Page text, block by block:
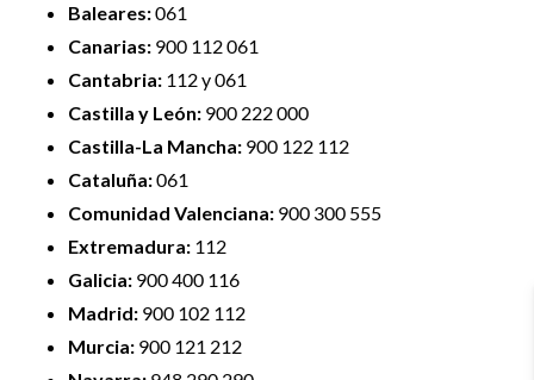
Baleares:061
Canarias: 900 112 061
Cantabria: 112 y 061
Castilla y León: 900 222 000
Castilla-La Mancha: 900 122 112
Cataluña:061
Comunidad Valenciana: 900 300 555
Extremadura: 112
Galicia: 900 400 116
Madrid: 900 102 112
Murcia: 900 121 212